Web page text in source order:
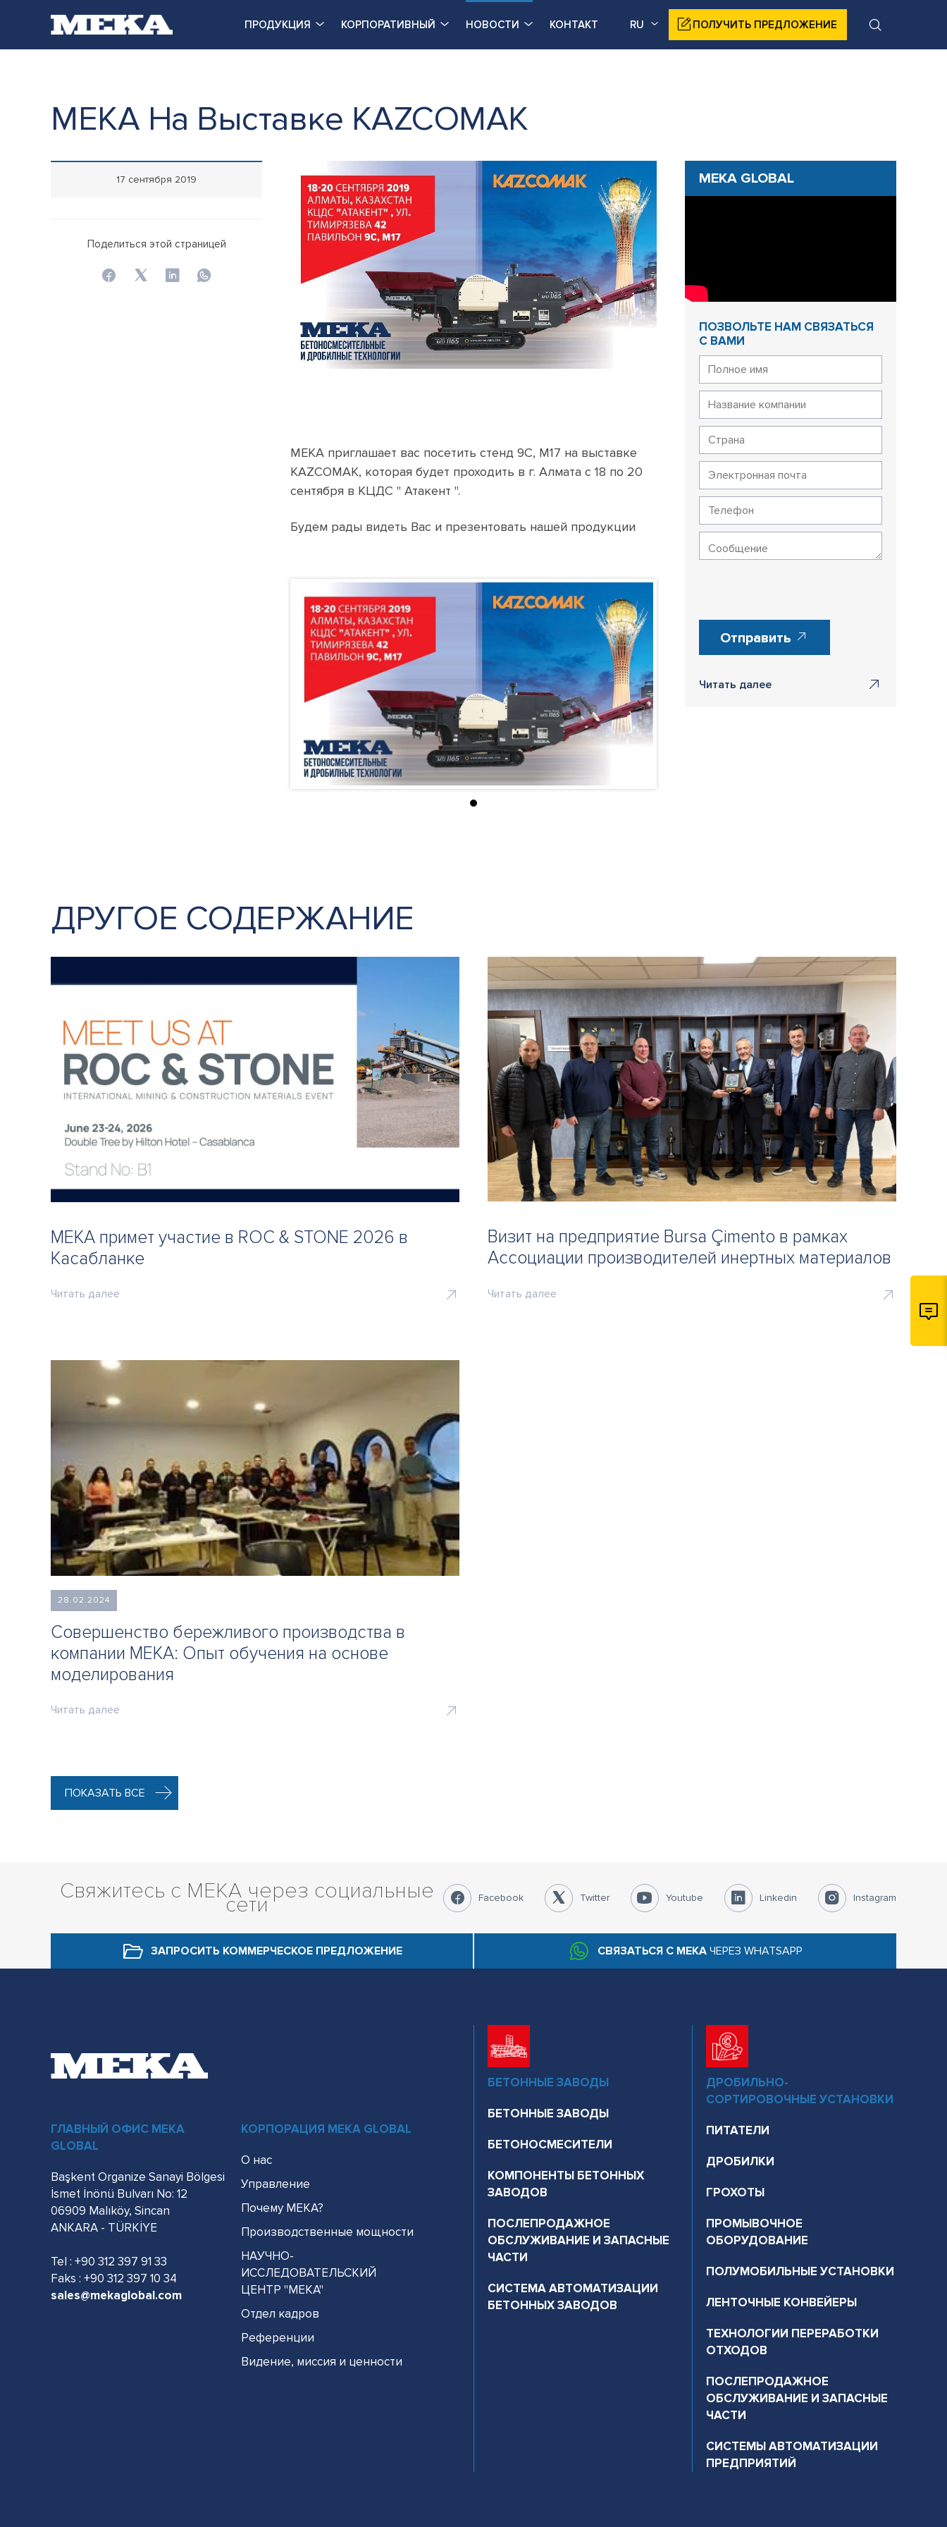
ПОЛУЧИТЬ ПРЕДЛОЖЕНИЕ
RU
ПРОДУКЦИЯ КОРПОРАТИВНЫЙ НОВОСТИ КОНТАКТ
МЕКА На Выставке KAZCOMAK
МЕКА приглашает вас посетить стенд 9C, M17 на выставке
KAZCOMAK, которая будет проходить в г. Алмата с 18 по 20
сентября в КЦДС " Атакент ".
Будем рады видеть Вас и презентовать нашей продукции
17 сентября 2019
Поделиться этой страницей
MEKA GLOBAL
ПОЗВОЛЬТЕ НАМ СВЯЗАТЬСЯ
С ВАМИ
Отправить
Читать далее
ДРУГОЕ СОДЕРЖАНИЕ
MEKA примет участие в ROC & STONE 2026 в
Касабланке
Читать далее
Визит на предприятие Bursa Çimento в рамках
Ассоциации производителей инертных материалов
Читать далее
28.02.2024
Совершенство бережливого производства в
компании MEKA: Опыт обучения на основе
моделирования
Читать далее
ПОКАЗАТЬ ВСЕ
Свяжитесь с MEKA через социальные
сети Facebook Twitter Youtube Linkedin Instagram
ЗАПРОСИТЬ КОММЕРЧЕСКОЕ ПРЕДЛОЖЕНИЕ СВЯЗАТЬСЯ С MEKA ЧЕРЕЗ WHATSAPP
БЕТОННЫЕ ЗАВОДЫ
БЕТОННЫЕ ЗАВОДЫ
БЕТОНОСМЕСИТЕЛИ
КОМПОНЕНТЫ БЕТОННЫХ
ЗАВОДОВ
ПОСЛЕПРОДАЖНОЕ
ОБСЛУЖИВАНИЕ И ЗАПАСНЫЕ
ЧАСТИ
СИСТЕМА АВТОМАТИЗАЦИИ
БЕТОННЫХ ЗАВОДОВ
ДРОБИЛЬНО-
СОРТИРОВОЧНЫЕ УСТАНОВКИ
ПИТАТЕЛИ
ДРОБИЛКИ
ГРОХОТЫ
ПРОМЫВОЧНОЕ
ОБОРУДОВАНИЕ
ПОЛУМОБИЛЬНЫЕ УСТАНОВКИ
ЛЕНТОЧНЫЕ КОНВЕЙЕРЫ
ТЕХНОЛОГИИ ПЕРЕРАБОТКИ
ОТХОДОВ
ПОСЛЕПРОДАЖНОЕ
ОБСЛУЖИВАНИЕ И ЗАПАСНЫЕ
ЧАСТИ
СИСТЕМЫ АВТОМАТИЗАЦИИ
ПРЕДПРИЯТИЙ
ГЛАВНЫЙ ОФИС MEKA
GLOBAL
Başkent Organize Sanayi Bölgesi
İsmet İnönü Bulvarı No: 12
06909 Malıköy, Sincan
ANKARA - TÜRKİYE
Tel : +90 312 397 91 33
Faks : +90 312 397 10 34
sales@mekaglobal.com
КОРПОРАЦИЯ MEKA GLOBAL
О нас
Управление
Почему MEKA?
Производственные мощности
НАУЧНО-
ИССЛЕДОВАТЕЛЬСКИЙ
ЦЕНТР "МЕКА"
Отдел кадров
Референции
Видение, миссия и ценности